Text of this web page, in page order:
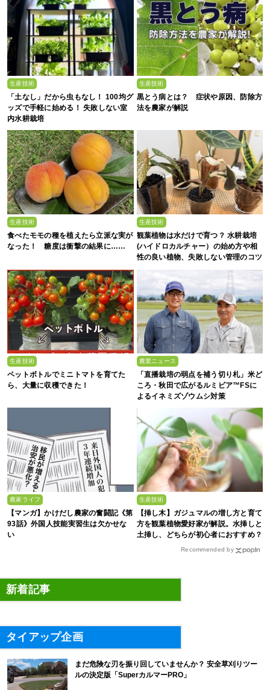
生産技術
「土なし」だから虫もなし！ 100均グ
ッズで手軽に始める！ 失敗しない室
内水耕栽培
生産技術
黒とう病とは？ 症状や原因、防除方
法を農家が解説
生産技術
食べたモモの種を植えたら立派な実が
なった！ 糖度は衝撃の結果に……
生産技術
観葉植物は水だけで育つ？ 水耕栽培
(ハイドロカルチャー）の始め方や相
性の良い植物、失敗しない管理のコツ
生産技術
ペットボトルでミニトマトを育てた
ら、大量に収穫できた！
農業ニュース
「直播栽培の弱点を補う切り札」米ど
ころ・秋田で広がるルミビア™FSに
よるイネミズゾウムシ対策
農家ライフ
【マンガ】かけだし農家の奮闘記《第
93話》外国人技能実習生は欠かせな
い
生産技術
【挿し木】ガジュマルの増し方と育て
方を観葉植物愛好家が解説。水挿しと
土挿し、どちらが初心者におすすめ？
Recommended by
新着記事
タイアップ企画
まだ危険な刃を振り回していませんか？ 安全草刈りツー
ルの決定版「SuperカルマーPRO」